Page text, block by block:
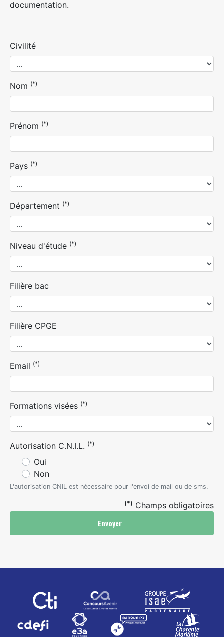
documentation.
Civilité
Nom (*)
Prénom (*)
Pays (*)
Département (*)
Niveau d'étude (*)
Filière bac
Filière CPGE
Email (*)
Formations visées (*)
Autorisation C.N.I.L. (*)
Oui
Non
L'autorisation CNIL est nécessaire pour l'envoi de mail ou de sms.
(*) Champs obligatoires
Envoyer